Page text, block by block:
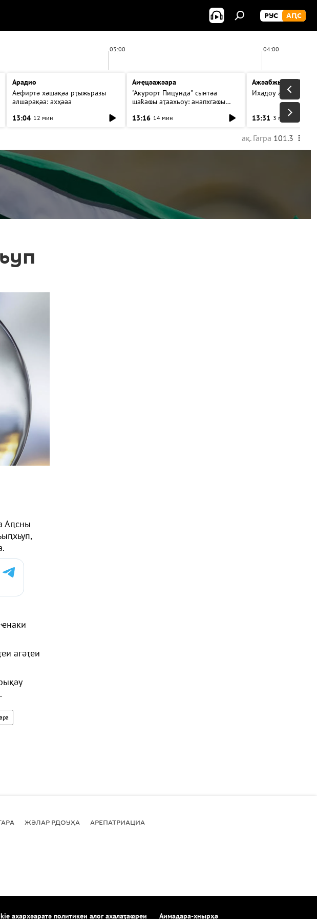
РУС АԤС
03:00 04:00
Арадио
Аефиртә хәшақәа рҭыжьразы
алшарақәа: ахҳәаа
13:04 12 мин
Аиҿцәажәара
"Акурорт Пицунда" сынтәа
шаҟаҩы аҭаахьоу: анапхгаҩы
13:16 14 мин
Ажәабжьқәа 13:30
Ихадоу атемақәа
13:31 3 мин
ақ. Гагра 101.3
Аԥсны
агәҭеи
ЖӘЛАР РДОУҲА АРЕПАТРИАЦИА
ахархәаратә политикеи алог ахалаҭаҩреи Аимадара-хнырҳә